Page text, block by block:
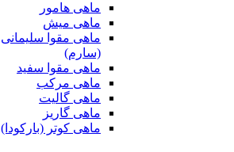
ماهی هامور
ماهی میش
ماهی مقوا سلیمانی
(سارم)
ماهی مقوا سفید
ماهی مرکب
ماهی گالیت
ماهی گاریز
ماهی کوتر (بارکودا)